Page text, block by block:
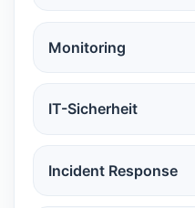
Monitoring
IT-Sicherheit
Incident Response